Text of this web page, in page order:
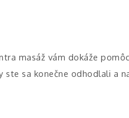
masáž vám dokáže
ste sa konečne odhodlali a